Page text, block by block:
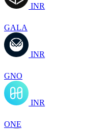
INR
GALA
INR
GNO
INR
ONE